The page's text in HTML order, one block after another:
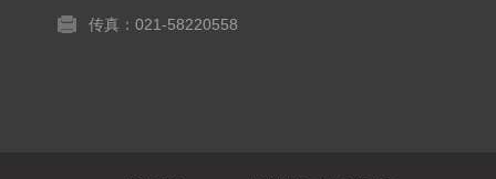
传真：021-58220558